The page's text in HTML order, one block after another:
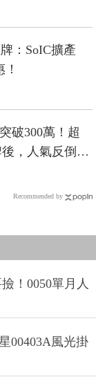
：SoIC擴產
破300萬！超
，人氣反倒大
Recommended by
！0050單月人
00403A風光掛